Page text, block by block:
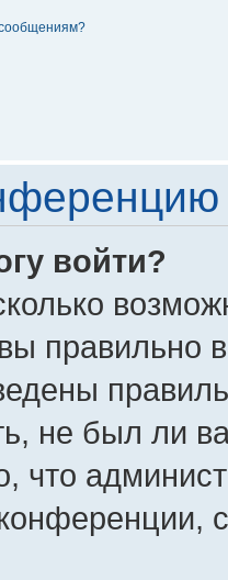
войти?
правильно
не был ли
что